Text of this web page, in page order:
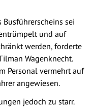
Busführerscheins sei
und auf
werden, forderte
Wagenknecht.
Personal vermehrt auf
angewiesen.
jedoch zu starr.